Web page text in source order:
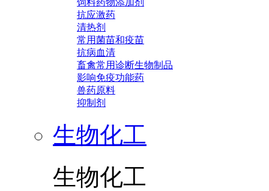
饲料药物添加剂
抗应激药
清热剂
常用菌苗和疫苗
抗病血清
畜禽常用诊断生物制品
影响免疫功能药
兽药原料
抑制剂
生物化工
生物化工